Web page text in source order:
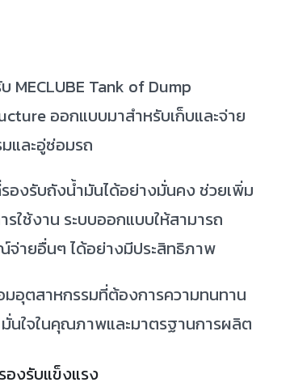
MECLUBE Tank of Dump
ออกแบบมาสำหรับเก็บและจ่าย
และอู่ซ่อมรถ
องรับถังน้ำมันได้อย่างมั่นคง ช่วยเพิ่ม
ใช้งาน ระบบออกแบบให้สามารถ
ายอื่นๆ ได้อย่างมีประสิทธิภาพ
มอุตสาหกรรมที่ต้องการความทนทาน
นใจในคุณภาพและมาตรฐานการผลิต
องรับแข็งแรง